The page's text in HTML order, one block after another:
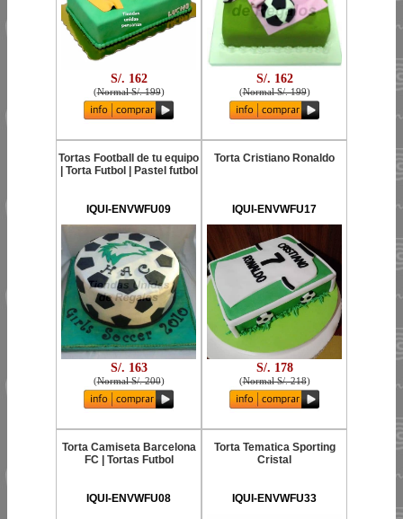
S/. 162
(Normal S/. 199)
S/. 162
(Normal S/. 199)
Tortas Football de tu equipo
| Torta Futbol | Pastel futbol
IQUI-ENVWFU09
S/. 163
(Normal S/. 200)
Torta Cristiano Ronaldo
IQUI-ENVWFU17
S/. 178
(Normal S/. 218)
Torta Camiseta Barcelona
FC | Tortas Futbol
IQUI-ENVWFU08
Torta Tematica Sporting
Cristal
IQUI-ENVWFU33